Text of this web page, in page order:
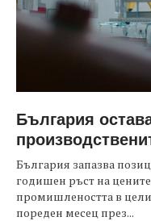
България
България запазва
годишен ръст на
промишлеността в
пореден месец през...